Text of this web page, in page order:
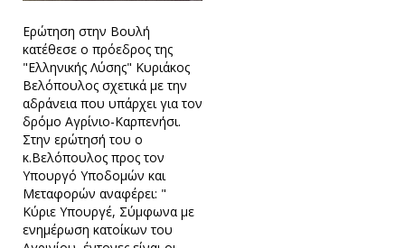
Ερώτηση στην Βουλή
κατέθεσε ο πρόεδρος της
"Ελληνικής Λύσης" Κυριάκος
Βελόπουλος σχετικά με την
αδράνεια που υπάρχει για τον
δρόμο Αγρίνιο-Καρπενήσι.
Στην ερώτησή του ο
κ.Βελόπουλος προς τον
Υπουργό Υποδομών και
Μεταφορών αναφέρει: "
Κύριε Υπουργέ, Σύμφωνα με
ενημέρωση κατοίκων του